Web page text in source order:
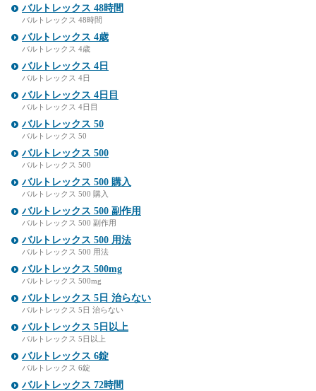
バルトレックス 48時間
バルトレックス 48時間
バルトレックス 4歳
バルトレックス 4歳
バルトレックス 4日
バルトレックス 4日
バルトレックス 4日目
バルトレックス 4日目
バルトレックス 50
バルトレックス 50
バルトレックス 500
バルトレックス 500
バルトレックス 500 購入
バルトレックス 500 購入
バルトレックス 500 副作用
バルトレックス 500 副作用
バルトレックス 500 用法
バルトレックス 500 用法
バルトレックス 500mg
バルトレックス 500mg
バルトレックス 5日 治らない
バルトレックス 5日 治らない
バルトレックス 5日以上
バルトレックス 5日以上
バルトレックス 6錠
バルトレックス 6錠
バルトレックス 72時間